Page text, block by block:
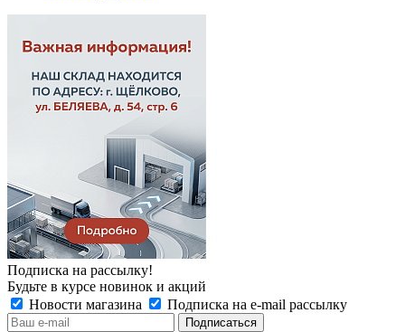
Подписка на рассылку!
Будьте в курсе новинок и акций
Новости магазина
Подписка на e-mail рассылку